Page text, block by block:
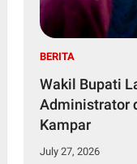
BERITA
Wakil Bupati
Administrator
Kampar
July 27, 2026